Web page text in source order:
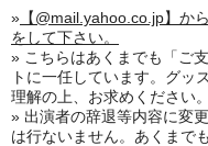
» 【@mail.yahoo.co.jp】か
をして下さい。
» こちらはあくまでも「ご
トに一任しています。グッ
理解の上、お求めください。
» 出演者の辞退等内容に変
は行ないません。あくまで